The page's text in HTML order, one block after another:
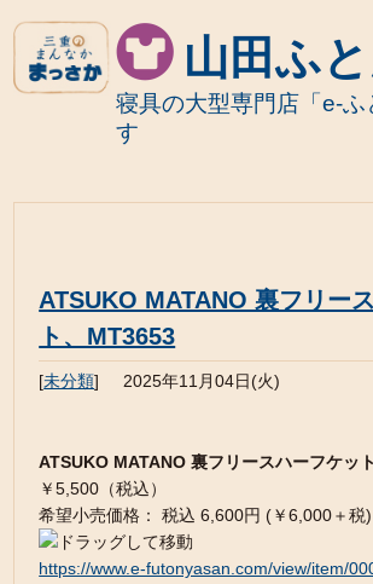
山田ふ
寝具の大型専門店「e-
す
ATSUKO MATANO 裏フリー
ト、MT3653
[未分類] 2025年11月04日(火)
ATSUKO MATANO 裏フリースハーフケッ
￥5,500（税込）
希望小売価格： 税込 6,600円 (￥6,000＋税)
https://www.e-futonyasan.com/view/item/